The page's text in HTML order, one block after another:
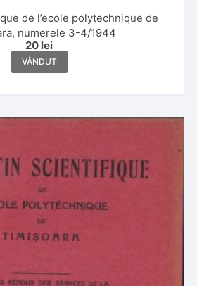
de l’ecole polytechnique de
numerele 3-4/1944
20 lei
VÂNDUT